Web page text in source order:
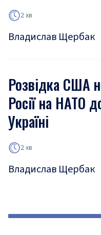
2 хв
Владислав Щербак
Розвідка США
Росії на НАТО
Україні
2 хв
Владислав Щербак